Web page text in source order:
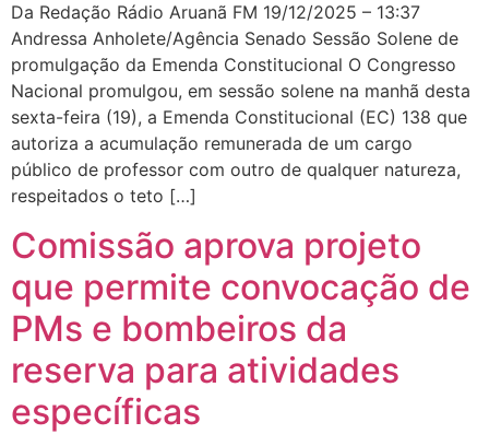
Da Redação Rádio Aruanã FM 19/12/2025 – 13:37
Andressa Anholete/Agência Senado Sessão Solene de
promulgação da Emenda Constitucional O Congresso
Nacional promulgou, em sessão solene na manhã desta
sexta-feira (19), a Emenda Constitucional (EC) 138 que
autoriza a acumulação remunerada de um cargo
público de professor com outro de qualquer natureza,
respeitados o teto […]
Comissão aprova projeto
que permite convocação de
PMs e bombeiros da
reserva para atividades
específicas